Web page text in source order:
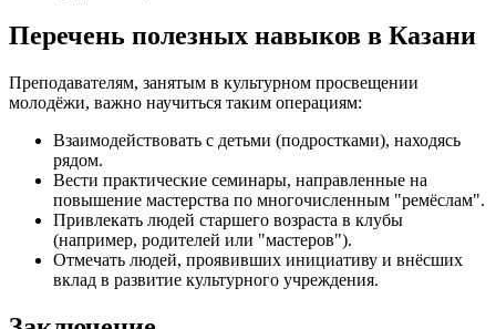
Перечень полезных навыков в Казани
Преподавателям, занятым в культурном просвещении
молодёжи, важно научиться таким операциям:
Взаимодействовать с детьми (подростками), находясь
рядом.
Вести практические семинары, направленные на
повышение мастерства по многочисленным "ремёслам".
Привлекать людей старшего возраста в клубы
(например, родителей или "мастеров").
Отмечать людей, проявивших инициативу и внёсших
вклад в развитие культурного учреждения.